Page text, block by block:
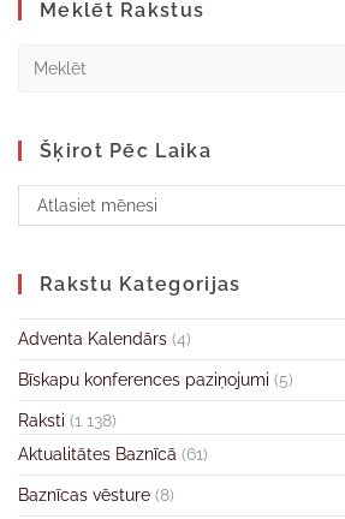
Meklēt Rakstus
Šķirot Pēc Laika
Atlasiet mēnesi
Rakstu Kategorijas
Adventa Kalendārs (4)
Bīskapu konferences paziņojumi (5)
Raksti (1 138)
Aktualitātes Baznīcā (61)
Baznīcas vēsture (8)